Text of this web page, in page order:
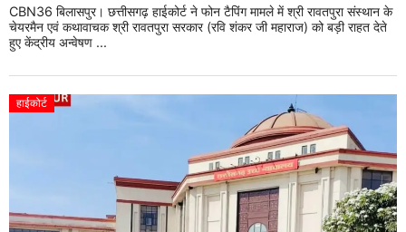
CBN36 बिलासपुर। छत्तीसगढ़ हाईकोर्ट ने फोन टैपिंग मामले में श्री रावतपुरा संस्थान के
चेयरमैन एवं कथावाचक श्री रावतपुरा सरकार (रवि शंकर जी महाराज) को बड़ी राहत देते
हुए केंद्रीय अन्वेषण ...
हाईकोर्ट